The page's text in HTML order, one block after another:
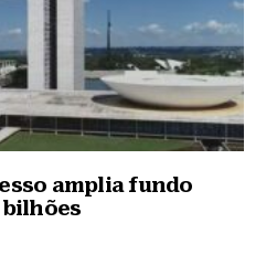
amplia fundo
bilhões